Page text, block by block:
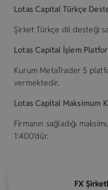
Lotas Capital Türkçe
Şirket Türkçe dil desteği
Lotas Capital İşlem
Kurum MetaTrader 5
vermektedir.
Lotas Capital Maksimum
Firmanın sağladığı
1:400’dür.
FX